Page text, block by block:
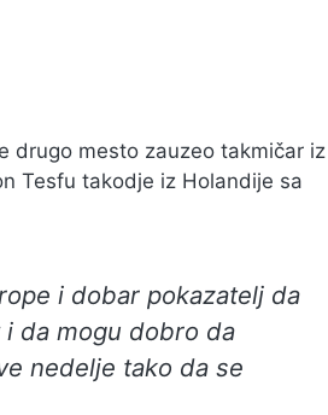
drugo mesto zauzeo takmičar iz
Tesfu takodje iz Holandije sa
i dobar pokazatelj da
da mogu dobro da
nedelje tako da se